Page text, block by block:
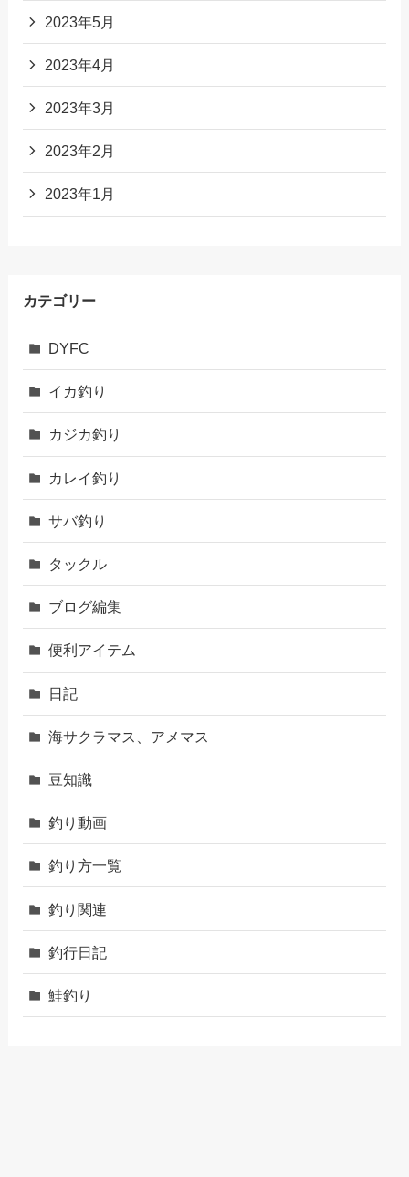
2023年5月
2023年4月
2023年3月
2023年2月
2023年1月
カテゴリー
DYFC
イカ釣り
カジカ釣り
カレイ釣り
サバ釣り
タックル
ブログ編集
便利アイテム
日記
海サクラマス、アメマス
豆知識
釣り動画
釣り方一覧
釣り関連
釣行日記
鮭釣り